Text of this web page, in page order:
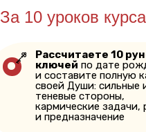
За 10 уроков
Рассчитаете 10
ключей по дате
и составите полную
своей Души: сильные
теневые стороны,
кармические задачи,
и предназначение